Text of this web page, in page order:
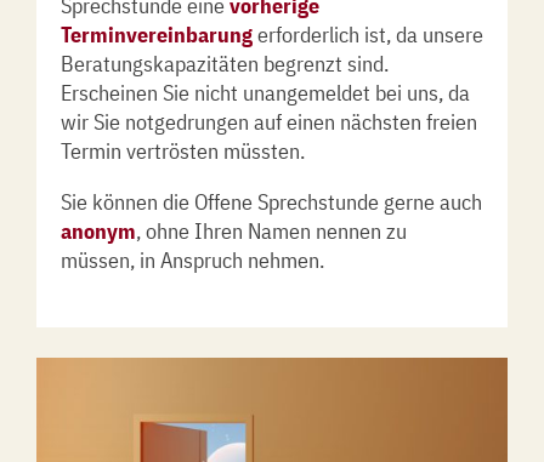
Terminvereinbarungerforderlich ist, da unsere
Beratungskapazitäten begrenzt sind.
Erscheinen Sie nicht unangemeldet bei uns, da
wir Sie notgedrungen auf einen nächsten freien
Termin vertrösten müssten.
Sie können die Offene Sprechstunde gerne auch
anonym, ohne Ihren Namen nennen zu
müssen, in Anspruch nehmen.